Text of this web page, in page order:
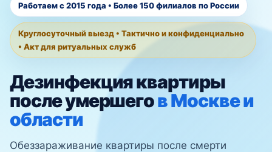
Дезинфекция
Дезодорация
Контакты
Ваш город Москва
Работаем с 2015 года • Более 150 филиалов по России
Круглосуточный выезд • Тактично и конфиденциально
• Акт для ритуальных служб
Дезинфекция квартиры
после умершегов Москве и
области
Обеззараживание квартиры после смерти
Телефон
Оставить заявку со скидкой